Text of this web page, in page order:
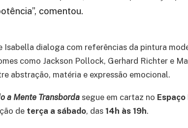
comentou.
dialoga com referências da pintura
como Jackson Pollock, Gerhard Richter e
abstração, matéria e expressão emocional.
a Mente Transbordasegue em cartaz no Espaço
de terça a sábado, das 14h às 19h.